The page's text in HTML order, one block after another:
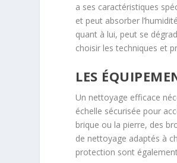
a ses caractéristiques
et peut absorber
quant à lui, peut se
choisir les techniques et
LES
Un nettoyage efficace
échelle sécurisée pour
brique ou la pierre, des
de nettoyage adaptés à
protection sont